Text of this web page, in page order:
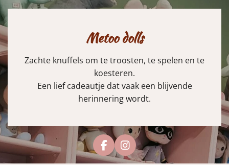
Metoo dolls
Zachte knuffels om te troosten, te spelen en te
koesteren.
Een lief cadeautje dat vaak een blijvende
herinnering wordt.
F
a
I
n